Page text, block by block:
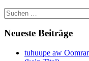
Suchen
nach:
Neueste Beiträge
tuhuupe aw